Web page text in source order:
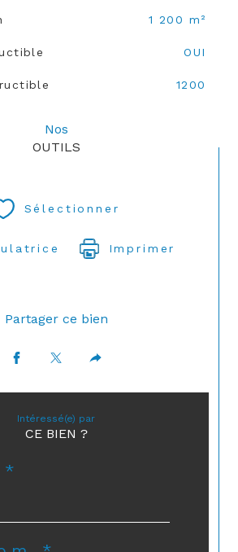
1 200 m²
OUI
1200
Nos
OUTILS
Sélectionner
Imprimer
Partager ce bien
Intéressé(e) par
CE BIEN ?
*